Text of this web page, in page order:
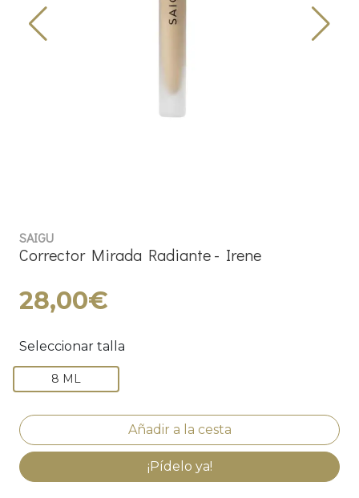
SAIGU
Corrector Mirada Radiante - Irene
28,00€
Seleccionar talla
8 ML
¡Pídelo ya!